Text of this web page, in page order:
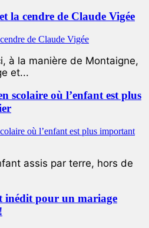
la cendre de Claude Vigée
à la manière de Montaigne,
et...
scolaire où l’enfant est plus
assis par terre, hors de
inédit pour un mariage